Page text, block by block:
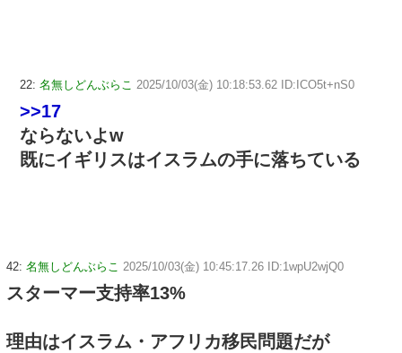
22: 名無しどんぶらこ 2025/10/03(金) 10:18:53.62 ID:ICO5t+nS0
>>17
ならないよw
既にイギリスはイスラムの手に落ちている
42: 名無しどんぶらこ 2025/10/03(金) 10:45:17.26 ID:1wpU2wjQ0
スターマー支持率13%
理由はイスラム・アフリカ移民問題だが